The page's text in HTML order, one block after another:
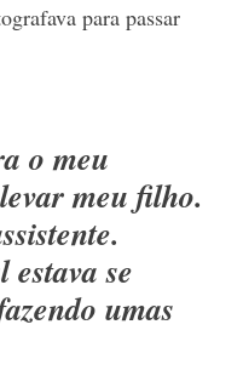
para passar
o meu
meu filho.
estava se
umas